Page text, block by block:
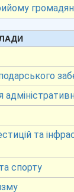
громадян
та
спорту